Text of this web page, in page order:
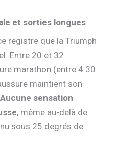
et sorties longues
registre que la Triumph
Entre 20 et 32
marathon (entre 4:30
maintient son
Aucune sensation
, même au-delà de
sous 25 degrés de